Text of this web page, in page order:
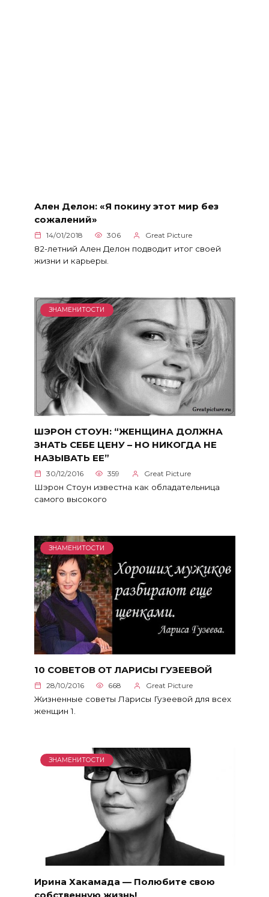
Ален Делон: «Я покину этот мир без
сожалений»
14/01/2018 306 Great Picture
82-летний Ален Делон подводит итог своей
жизни и карьеры.
ЗНАМЕНИТОСТИ
ШЭРОН СТОУН: “ЖЕНЩИНА ДОЛЖНА
ЗНАТЬ СЕБЕ ЦЕНУ – НО НИКОГДА НЕ
НАЗЫВАТЬ ЕЕ”
30/12/2016 359 Great Picture
Шэрон Стоун известна как обладательница
самого высокого
ЗНАМЕНИТОСТИ
10 СОВЕТОВ ОТ ЛАРИСЫ ГУЗЕЕВОЙ
28/10/2016 668 Great Picture
Жизненные советы Ларисы Гузеевой для всех
женщин 1.
ЗНАМЕНИТОСТИ
Ирина Хакамада — Полюбите свою
собственную жизнь!